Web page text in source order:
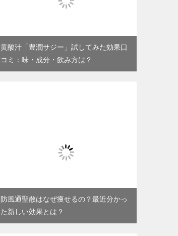
黄酸汁「豊潤サジー」試してみた効果口
コミ：味・成分・飲み方は？
防風通聖散はなぜ痩せるの？最近分かっ
た新しい効果とは？